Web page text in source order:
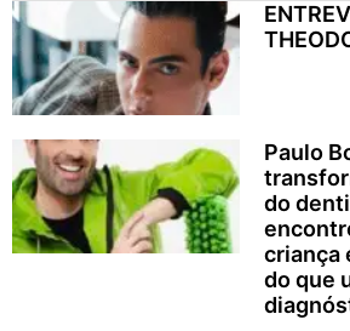
Paulo
do
criança
do que